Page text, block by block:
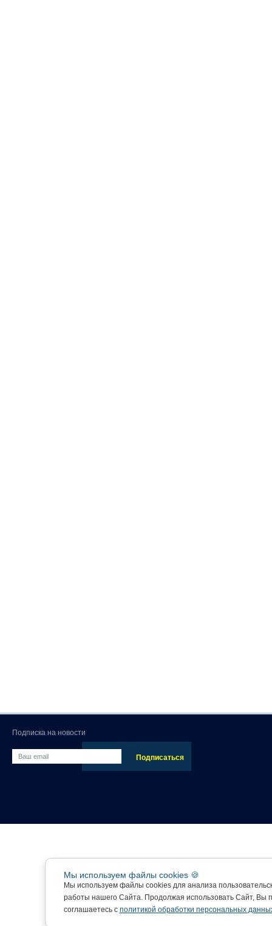
Подписка на новости
Мы используем файлы cookies 🍪
Мы используем файлы cookies для анализа
работы нашего Сайта. Продолжая использовать Сайт, Вы
соглашаетесь с политикой обработки персональных